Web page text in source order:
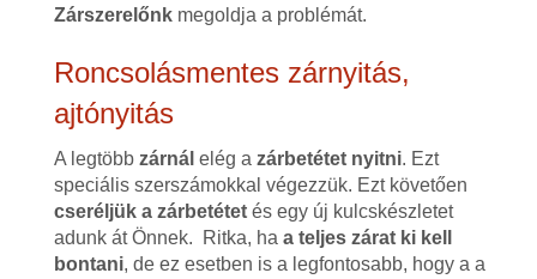
Zárszerelőnkmegoldja a problémát.
Roncsolásmentes zárnyitás,
ajtónyitás
A legtöbb zárnál elég a zárbetétet nyitni. Ezt
speciális szerszámokkal végezzük. Ezt követően
cseréljük a zárbetétetés egy új kulcskészletet
adunk át Önnek. Ritka, ha a teljes zárat ki kell
bontani, de ez esetben is a legfontosabb, hogy a a